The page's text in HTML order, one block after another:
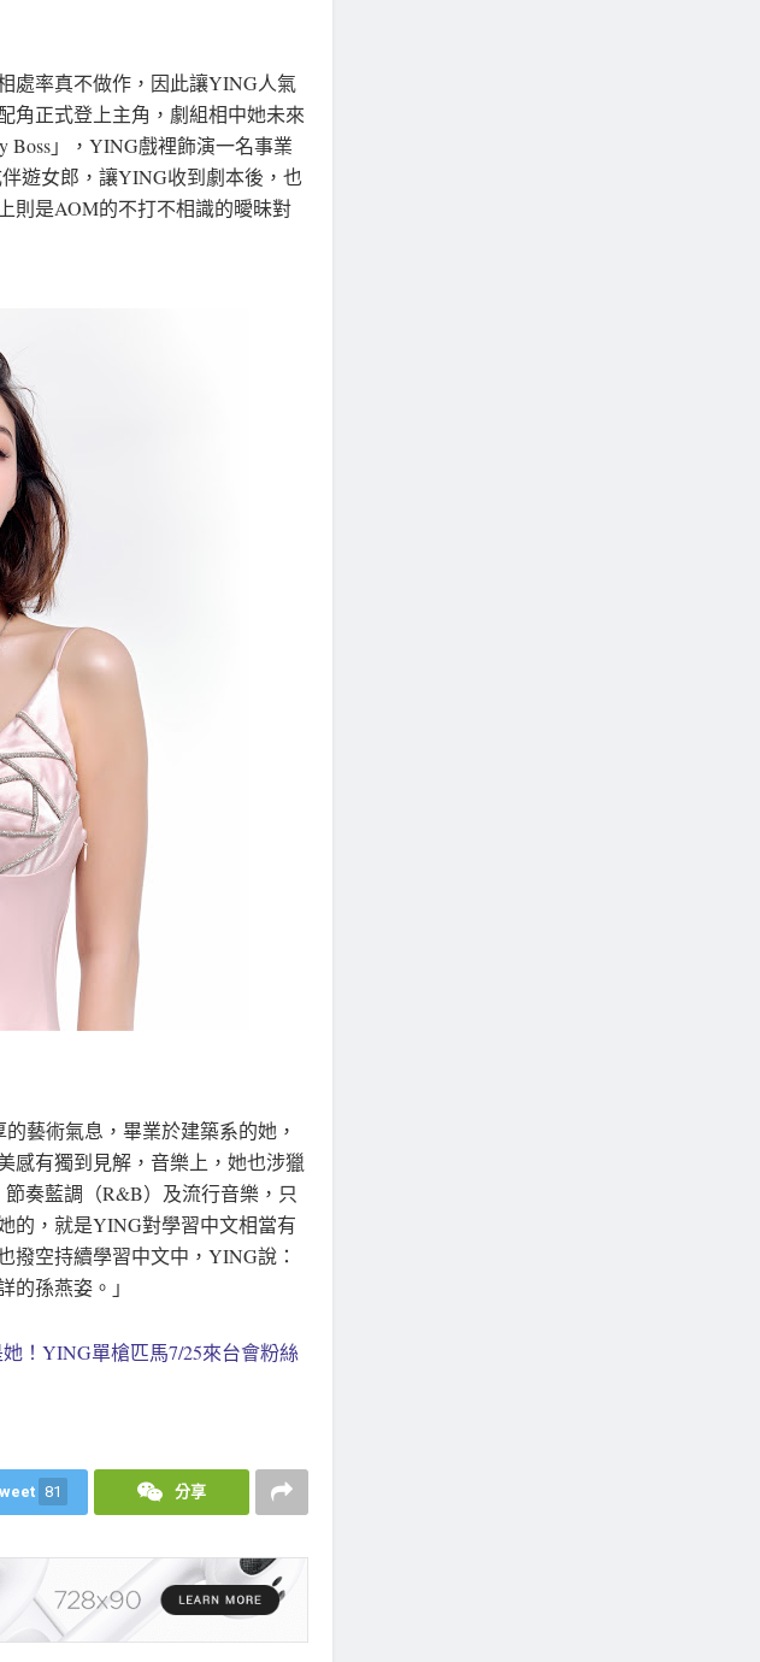
處率真不做作，因此讓YING人氣
角正式登上主角，劇組相中她未來
」，YING戲裡飾演一名事業
遊女郎，讓YING收到劇本後，也
則是AOM的不打不相識的曖昧對
藝術氣息，畢業於建築系的她，
感有獨到見解，音樂上，她也涉獵
奏藍調（R&B）及流行音樂，只
的，就是YING對學習中文相當有
撥空持續學習中文中，YING說：
的孫燕姿。」
！YING單槍匹馬7/25來台會粉絲
81 分享